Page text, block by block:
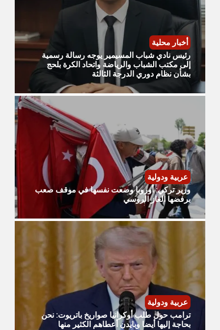
أخبار محلية
رئيس نادي شباب المسيمير يوجه رسالة رسمية
إلى مكتب الشباب والرياضة واتحاد الكرة بلحج
بشأن نظام دوري الدرجة الثالثة
عربية ودولية
وزير تركي: أوروبا وضعت نفسها في موقف صعب
برفضها الغاز الروسي
عربية ودولية
ترامب حول طلب أوكرانيا صواريخ باتريوت: نحن
بحاجة إليها أيضا وبايدن أعطاهم الكثير منها